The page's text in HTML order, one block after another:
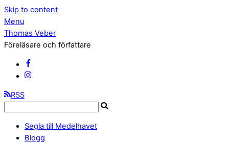
Skip to content
Menu
Thomas Veber
Föreläsare och författare
RSS
Segla till Medelhavet
Blogg